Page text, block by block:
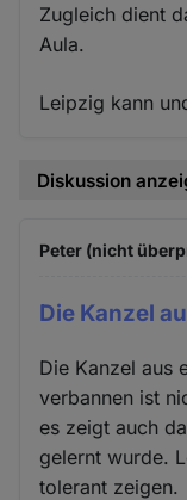
Zugleich dient
Aula.
Leipzig kann
Diskussion
Peter (nicht
Die Kanzel
Die Kanzel aus
verbannen ist
es zeigt auch
gelernt wurde.
tolerant zeigen.